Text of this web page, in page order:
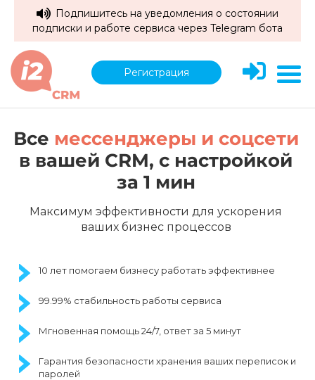
Подпишитесь на уведомления о состоянии
подписки и работе сервиса через Telegram бота
Регистрация
Все мессенджеры и соцсети
в вашей CRM, c настройкой
за 1 мин
Максимум эффективности для ускорения
ваших бизнес процессов
10 лет помогаем бизнесу работать эффективнее
99.99% стабильность работы сервиса
Мгновенная помощь 24/7, ответ за 5 минут
Гарантия безопасности хранения ваших переписок и
паролей